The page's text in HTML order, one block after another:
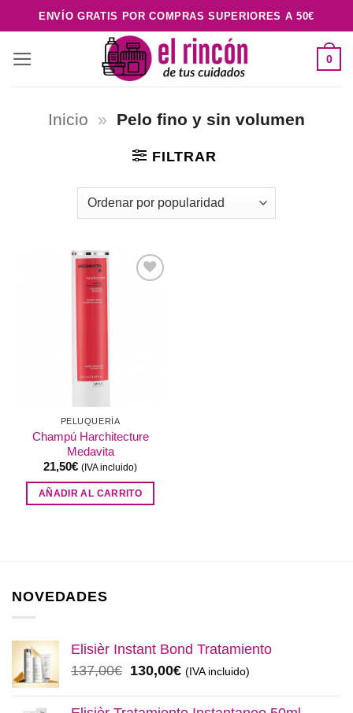
al
contenido
ENVÍO GRATIS POR COMPRAS SUPERIORES A 50€
0
Inicio » Pelo fino y sin volumen
FILTRAR
PELUQUERÍA
Champú Harchitecture
Medavita
21,50€ (IVA incluido)
AÑADIR AL CARRITO
NOVEDADES
Elisièr Instant Bond Tratamiento
137,00€ El
original
130,00€El
actual
(IVA incluido)